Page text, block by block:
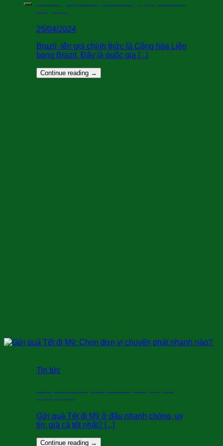
25/04/2024
Brazil, tên gọi chính thức là Cộng hòa Liên
bang Brazil. Đây là quốc gia [...]
Continue reading →
Tin tức
Gửi quà Tết đi Mỹ ở đâu nhanh chóng, uy
tín, giá cả tốt nhất? [...]
Continue reading →